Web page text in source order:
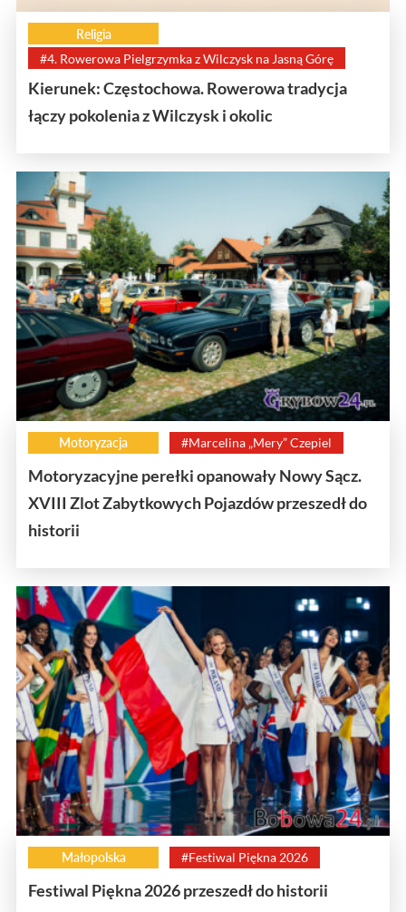
Religia
#4. Rowerowa Pielgrzymka z Wilczysk na Jasną Górę
Kierunek: Częstochowa. Rowerowa tradycja
łączy pokolenia z Wilczysk i okolic
Motoryzacja #Marcelina „Mery” Czepiel
Motoryzacyjne perełki opanowały Nowy Sącz.
XVIII Zlot Zabytkowych Pojazdów przeszedł do
historii
Małopolska #Festiwal Piękna 2026
Festiwal Piękna 2026 przeszedł do historii